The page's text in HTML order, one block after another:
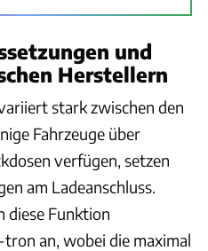
und
Herstellern
stark zwischen den
Fahrzeuge über
verfügen, setzen
am Ladeanschluss.
diese Funktion
an, wobei die maximal